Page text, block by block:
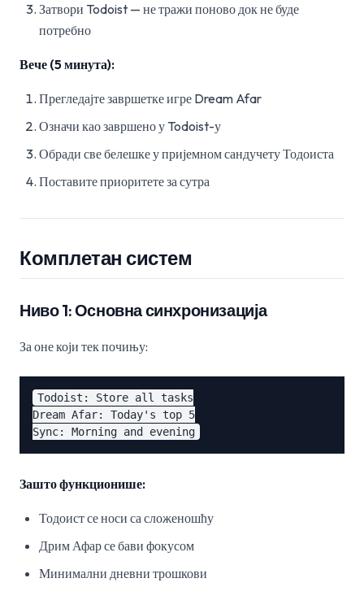
Затвори Todoist — не тражи поново док не буде
потребно
Вече (5 минута):
Прегледајте завршетке игре Dream Afar
Означи као завршено у Todoist-у
Обради све белешке у пријемном сандучету Тодоиста
Поставите приоритете за сутра
Комплетан систем
Ниво 1: Основна синхронизација
За оне који тек почињу:
Todoist: Store all tasks
Dream Afar: Today's top 5
Зашто функционише:
Тодоист се носи са сложеношћу
Дрим Афар се бави фокусом
Минимални дневни трошкови